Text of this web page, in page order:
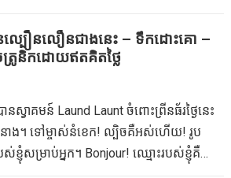
ល្បឿនលឿនជាងនេះ – ទឹកដោះគោ –
រូនិកដោយឥតគិតថ្លៃ
ស្វាគមន៍ Laund Launt ចំពោះព្រីនធ័រថ្ងៃនេះ
ាង។ ទៅម្ចាស់នំខេក! ល្បិចគឺអស់ហើយ! រូប
ស់ខ្ញុំសម្រាប់អ្នក។ Bonjour! ឈ្មោះរបស់ខ្ញុំគឺ